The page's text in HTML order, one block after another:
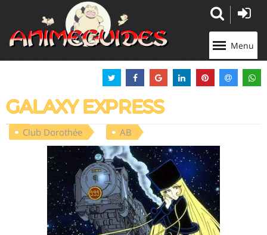
Menu
GALAXY EXPRESS
Club Dorothée AB
Panneau de gestion des cookies